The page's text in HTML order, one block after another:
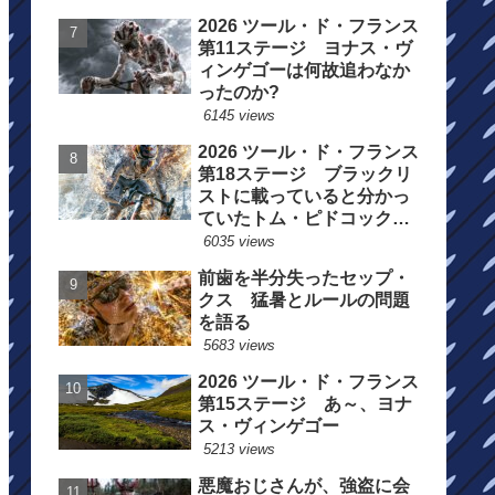
2026 ツール・ド・フランス
第11ステージ ヨナス・ヴ
ィンゲゴーは何故追わなか
ったのか?
6145 views
2026 ツール・ド・フランス
第18ステージ ブラックリ
ストに載っていると分かっ
ていたトム・ピドコックは
総合順位死守に
6035 views
前歯を半分失ったセップ・
クス 猛暑とルールの問題
を語る
5683 views
2026 ツール・ド・フランス
第15ステージ あ～、ヨナ
ス・ヴィンゲゴー
5213 views
悪魔おじさんが、強盗に会